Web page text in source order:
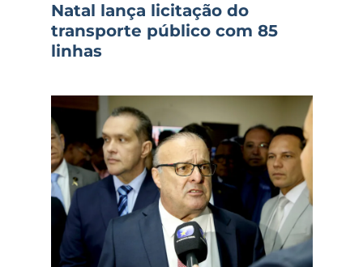
Natal lança licitação do
transporte público com 85
linhas